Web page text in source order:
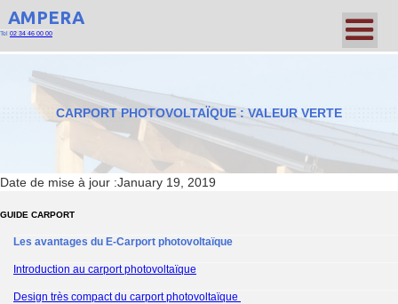
AMPERA
Tel 02 34 46 00 00
CARPORT PHOTOVOLTAÏQUE : VALEUR VERTE
Date de mise à jour :January 19, 2019
GUIDE CARPORT
Les avantages du E-Carport photovoltaïque
Introduction au carport photovoltaïque
Design très compact du carport photovoltaïque